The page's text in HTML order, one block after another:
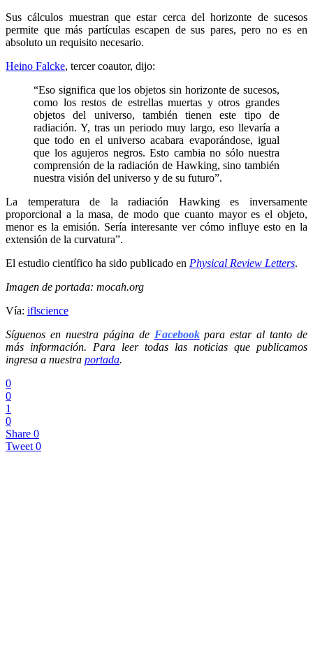
Sus cálculos muestran que estar cerca del horizonte de sucesos
permite que más partículas escapen de sus pares, pero no es en
absoluto un requisito necesario.
Heino Falcke, tercer coautor, dijo:
“Eso significa que los objetos sin horizonte de sucesos,
como los restos de estrellas muertas y otros grandes
objetos del universo, también tienen este tipo de
radiación. Y, tras un periodo muy largo, eso llevaría a
que todo en el universo acabara evaporándose, igual
que los agujeros negros. Esto cambia no sólo nuestra
comprensión de la radiación de Hawking, sino también
nuestra visión del universo y de su futuro”.
La temperatura de la radiación Hawking es inversamente
proporcional a la masa, de modo que cuanto mayor es el objeto,
menor es la emisión. Sería interesante ver cómo influye esto en la
extensión de la curvatura”.
El estudio científico ha sido publicado en Physical Review Letters.
Imagen de portada: mocah.org
Vía: iflscience
Síguenos en nuestra página de Facebookpara estar al tanto de
más información. Para leer todas las noticias que publicamos
ingresa a nuestra portada.
0
0
1
0
Share 0
Tweet 0